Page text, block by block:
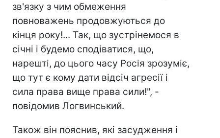
зв'язку з чим обмеження
повноважень продовжуються до
кінця року!... Так, що зустрінемося в
січні і будемо сподіватися, що,
нарешті, до цього часу Росія зрозуміє,
що тут є кому дати відсіч агресії і
сила права вище права сили!", -
повідомив Логвинський.
Також він пояснив, які засудження і